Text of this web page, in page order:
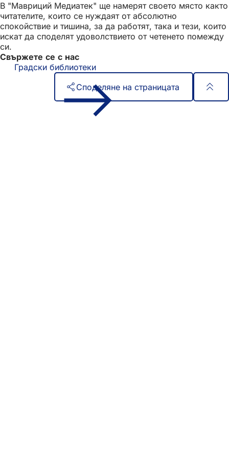
В "Мавриций Медиатек" ще намерят своето място както
читателите, които се нуждаят от абсолютно
спокойствие и тишина, за да работят, така и тези, които
искат да споделят удоволствието от четенето помежду
си.
Свържете се с нас
Градски библиотеки
Споделяне на страницата